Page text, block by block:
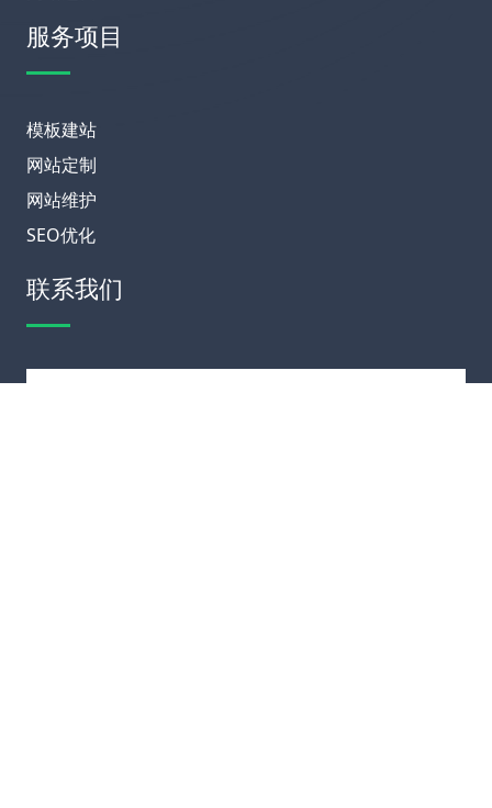
服务项目
模板建站
网站定制
网站维护
SEO优化
联系我们